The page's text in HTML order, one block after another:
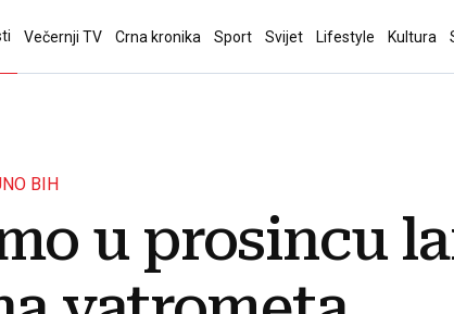
Večernji TV Crna kronika Sport Svijet Lifestyle Kultura
BIH
u prosincu